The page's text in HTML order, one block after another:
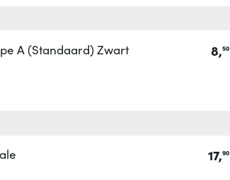
A (Standaard) Zwart 8,50
17,90